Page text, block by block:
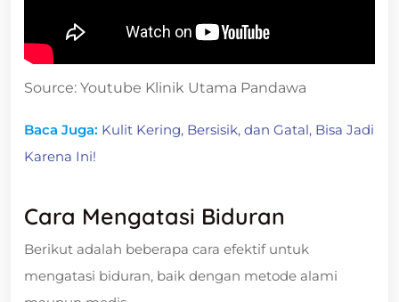
Source: Youtube Klinik Utama Pandawa
Baca Juga: Kulit Kering, Bersisik, dan Gatal, Bisa Jadi
Karena Ini!
Cara Mengatasi Biduran
Berikut adalah beberapa cara efektif untuk
mengatasi biduran, baik dengan metode alami